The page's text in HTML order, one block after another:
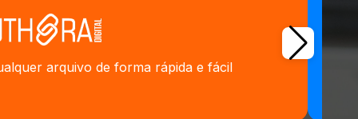
arquivo de forma rápida e fácil